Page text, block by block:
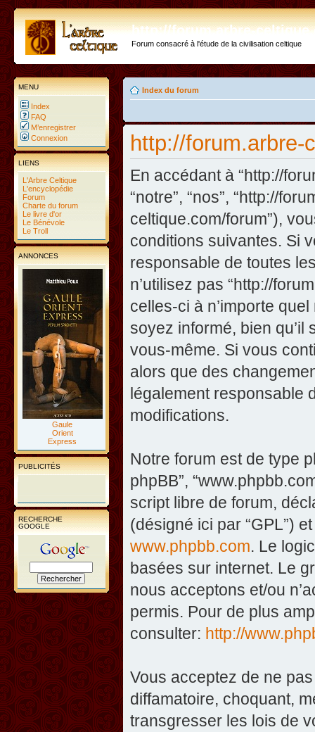
http://forum.arbre-
Forum consacré à l'étude de la civilisation celtique
MENU
Index
FAQ
M’enregistrer
Connexion
LIENS
L'Arbre Celtique
L'encyclopédie
Forum
Charte du forum
Le livre d'or
Le Bénévole
Le Troll
ANNONCES
Gaule
Orient
Express
PUBLICITÉS
RECHERCHE
GOOGLE
Index du forum
http://forum.arbre-
En accédant à “http://
“notre”, “nos”, “http://
celtique.com/forum”),
conditions suivantes. Si
responsable de toutes
n’utilisez pas “http://
celles-ci à n’importe
soyez informé, bien
vous-même. Si vous
alors que des
légalement responsable
modifications.
Notre forum est de type
phpBB”,
script libre de forum,
(désigné ici par “GPL”)
www.phpbb.com. Le
basées sur internet. Le
nous acceptons et/ou
permis. Pour de plus
consulter: http://
Vous acceptez de ne
diffamatoire, choquant,
transgresser les lois de